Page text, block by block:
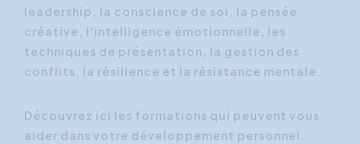
leadership, la conscience de soi, la pensée
créative, l'intelligence émotionnelle, les
techniques de présentation, la gestion des
conflits, la résilience et la résistance mentale.
Découvrez ici les formations qui peuvent vous
aider dans votre développement personnel.